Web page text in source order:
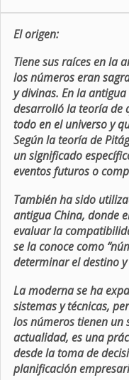
El origen:
Tiene sus raíces en la
los números eran
y divinas. En la
desarrolló la teoría de
todo en el universo y
Según la teoría de
un significado
eventos futuros o
También ha sido
antigua China, donde
evaluar la
se la conoce como
determinar el destino
La moderna se ha
sistemas y técnicas,
los números tienen un
actualidad, es una
desde la toma de
planificación